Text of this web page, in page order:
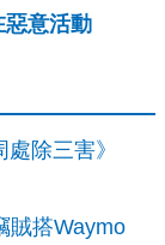
意活動
除三害》
賊搭Waymo